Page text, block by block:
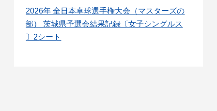
2026年 全日本卓球選手権大会（マスターズの
部） 茨城県予選会結果記録〔女子シングルス
〕2シート